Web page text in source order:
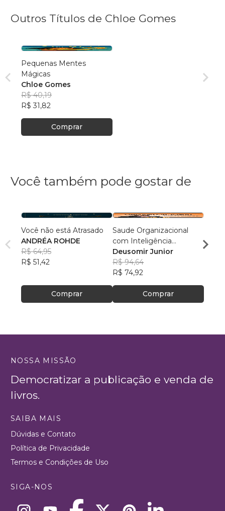
Outros Títulos de Chloe Gomes
Pequenas Mentes
Mágicas
Chloe Gomes
R$ 40,19
R$ 31,82
Comprar
Você também pode gostar de
Você não está Atrasado
ANDRÉA ROHDE
R$ 64,95
R$ 51,42
Comprar
Saude Organizacional
com Inteligência
Emocional
Deusomir Junior
R$ 94,64
R$ 74,92
Comprar
R$
NOSSA MISSÃO
Democratizar a publicação e venda de
livros.
SAIBA MAIS
Dúvidas e Contato
Política de Privacidade
Termos e Condições de Uso
SIGA-NOS